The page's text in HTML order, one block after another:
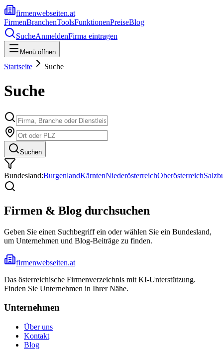
firmenwebseiten.at
FirmenBranchenToolsFunktionenPreiseBlog
SucheAnmeldenFirma eintragen
Menü öffnen
Startseite Suche
Suche
Suchen
Bundesland:BurgenlandKärntenNiederösterreichOberösterreich
Firmen & Blog durchsuchen
Geben Sie einen Suchbegriff ein oder wählen Sie ein Bundesland,
um Unternehmen und Blog-Beiträge zu finden.
firmenwebseiten.at
Das österreichische Firmenverzeichnis mit KI-Unterstützung.
Finden Sie Unternehmen in Ihrer Nähe.
Unternehmen
Über uns
Kontakt
Blog